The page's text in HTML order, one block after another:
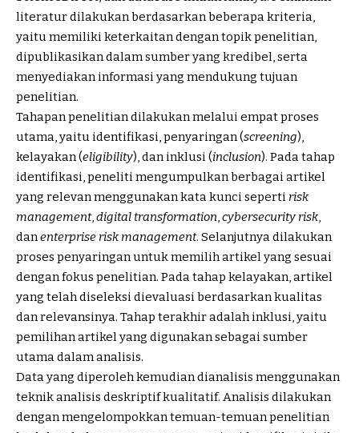
literatur dilakukan berdasarkan beberapa kriteria,
yaitu memiliki keterkaitan dengan topik penelitian,
dipublikasikan dalam sumber yang kredibel, serta
menyediakan informasi yang mendukung tujuan
penelitian.
Tahapan penelitian dilakukan melalui empat proses
utama, yaitu identifikasi, penyaringan (screening),
kelayakan (eligibility), dan inklusi (inclusion). Pada tahap
identifikasi, peneliti mengumpulkan berbagai artikel
yang relevan menggunakan kata kunci seperti risk
management, digital transformation cybersecurity risk
dan enterprise risk management. Selanjutnya dilakukan
proses penyaringan untuk memilih artikel yang sesuai
dengan fokus penelitian. Pada tahap kelayakan, artikel
yang telah diseleksi dievaluasi berdasarkan kualitas
dan relevansinya. Tahap terakhir adalah inklusi, yaitu
pemilihan artikel yang digunakan sebagai sumber
utama dalam analisis.
Data yang diperoleh kemudian dianalisis menggunakan
teknik analisis deskriptif kualitatif. Analisis dilakukan
dengan mengelompokkan temuan-temuan penelitian